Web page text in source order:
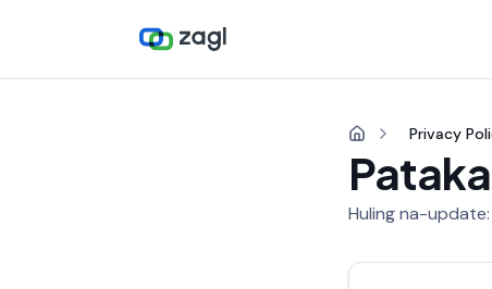
Privacy
Huling na-update: